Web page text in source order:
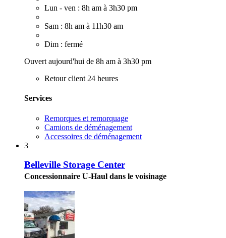
Lun - ven : 8h am à 3h30 pm
Sam : 8h am à 11h30 am
Dim : fermé
Ouvert aujourd'hui de 8h am à 3h30 pm
Retour client 24 heures
Services
Remorques et remorquage
Camions de déménagement
Accessoires de déménagement
3
Belleville Storage Center
Concessionnaire U-Haul dans le voisinage